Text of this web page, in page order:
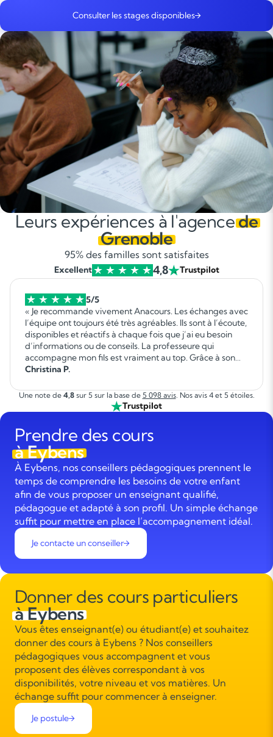
Consulter les stages disponibles
Leurs expériences à l'agencede
Grenoble
95% des familles sont satisfaites
Excellent 4,8 Trustpilot
5/5
« Je recommande vivement Anacours. Les échanges avec
l’équipe ont toujours été très agréables. Ils sont à l’écoute,
disponibles et réactifs à chaque fois que j’ai eu besoin
d’informations ou de conseils. La professeure qui
accompagne mon fils est vraiment au top. Grâce à son
professionnalisme, sa patience et sa bienveillance, mon
évolue de façon très positive dans ses apprentissages. Je
suis très satisfaite de cet accompagnement et je
recherchent un suivi sérieux et de qualité pour leur
enfant. »
Christina P.
Une note de 4,8sur 5 sur la base de 5 098 avis. Nos avis 4 et 5 étoiles.
Trustpilot
Prendre des cours
à Eybens
À Eybens, nos conseillers pédagogiques prennent le
temps de comprendre les besoins de votre enfant
afin de vous proposer un enseignant qualifié,
pédagogue et adapté à son profil. Un simple échange
suffit pour mettre en place l’accompagnement idéal.
Je contacte un conseiller
Donner des cours particuliers
à Eybens
Vous êtes enseignant(e) ou étudiant(e) et souhaitez
donner des cours à Eybens ? Nos conseillers
pédagogiques vous accompagnent et vous
proposent des élèves correspondant à vos
disponibilités, votre niveau et vos matières. Un
échange suffit pour commencer à enseigner.
Je postule